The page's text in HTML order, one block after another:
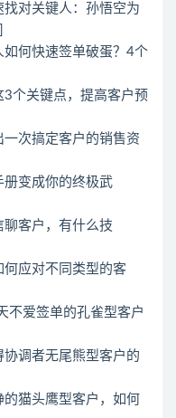
对关键人：孙悟空为
何快速签单破蛋？4个
个关键点，提高客户预
次搞定客户的销售资
变成你的终极武
客户，有什么技
应对不同类型的客
爱签单的孔雀型客户
调者无尾熊型客户的
猫头鹰型客户，如何